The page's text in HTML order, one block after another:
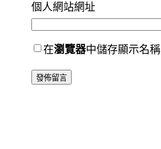
個人網站網址
在瀏覽器中儲存顯示名